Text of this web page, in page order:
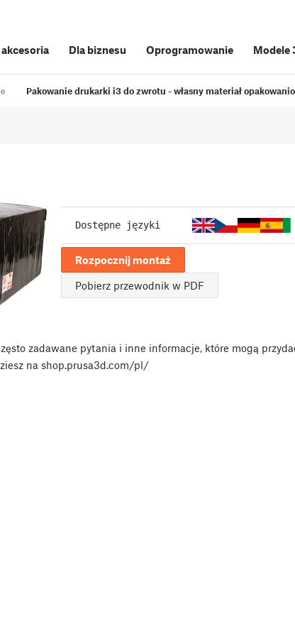
Dla biznesu Oprogramowanie Modele
Pakowanie drukarki i3 do zwrotu - własny materiał
Dostępne języki
Rozpocznij montaż
Pobierz przewodnik w PDF
zadawane pytania i inne informacje, które mogą
na shop.prusa3d.com/pl/